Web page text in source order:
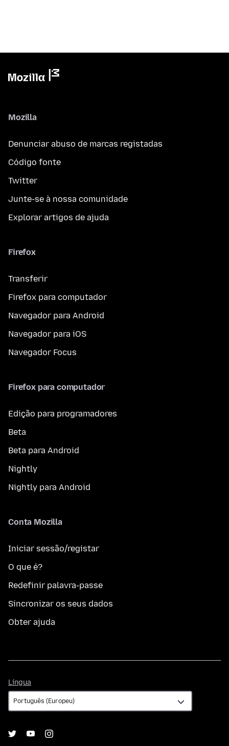
Mozilla
Denunciar abuso de marcas registadas
Código fonte
Twitter
Junte-se à nossa comunidade
Explorar artigos de ajuda
Firefox
Transferir
Firefox para computador
Navegador para Android
Navegador para iOS
Navegador Focus
Firefox para computador
Edição para programadores
Beta
Beta para Android
Nightly
Nightly para Android
Conta Mozilla
Iniciar sessão/registar
O que é?
Redefinir palavra-passe
Sincronizar os seus dados
Obter ajuda
Língua